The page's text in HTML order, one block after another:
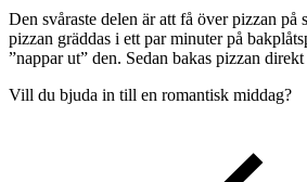
Den svåraste delen är att få över pizzan på
pizzan gräddas i ett par minuter på
”nappar ut” den. Sedan bakas pizzan direkt
Vill du bjuda in till en romantisk middag?